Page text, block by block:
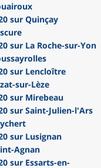
sur Quinçay
sur La Roche-sur-Yon
sur Lencloître
sur-Lèze
sur Mirebeau
sur Saint-Julien-l'Ars
sur Lusignan
Agnan
sur Essarts-en-